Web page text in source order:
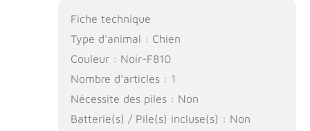
Fiche technique
Type d’animal : Chien
Couleur : Noir-F810
Nombre d’articles : 1
Nécessite des piles : Non
Batterie(s) / Pile(s) incluse(s) : Non